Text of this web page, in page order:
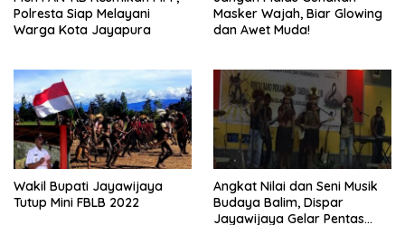
Polresta Siap Melayani
Warga Kota Jayapura
Masker Wajah, Biar Glowing
dan Awet Muda!
Wakil Bupati Jayawijaya
Tutup Mini FBLB 2022
Angkat Nilai dan Seni Musik
Budaya Balim, Dispar
Jayawijaya Gelar Pentas